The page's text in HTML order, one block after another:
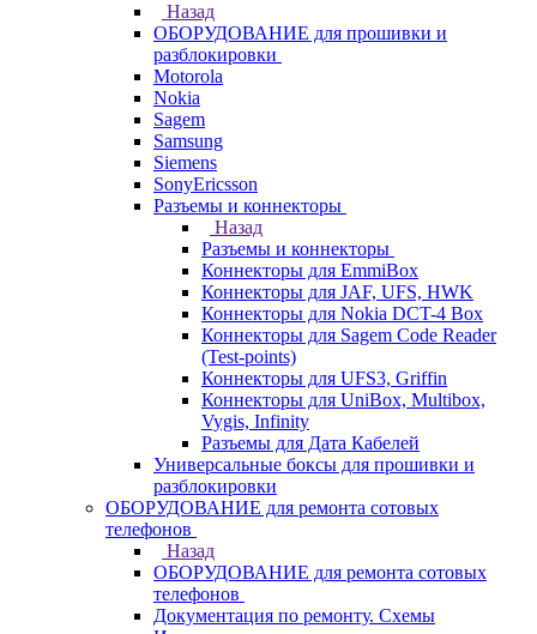
Назад
ОБОРУДОВАНИЕ для прошивки и
разблокировки
Motorola
Nokia
Sagem
Samsung
Siemens
SonyEricsson
Разъемы и коннекторы
Назад
Разъемы и коннекторы
Коннекторы для EmmiBox
Коннекторы для JAF, UFS, HWK
Коннекторы для Nokia DCT-4 Box
Коннекторы для Sagem Code Reader
(Test-points)
Коннекторы для UFS3, Griffin
Коннекторы для UniBox, Multibox,
Vygis, Infinity
Разъемы для Дата Кабелей
Универсальные боксы для прошивки и
разблокировки
ОБОРУДОВАНИЕ для ремонта сотовых
телефонов
Назад
ОБОРУДОВАНИЕ для ремонта сотовых
телефонов
Документация по ремонту. Схемы